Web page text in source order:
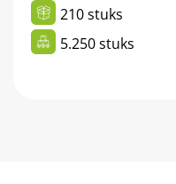
210 stuks
5.250 stuks